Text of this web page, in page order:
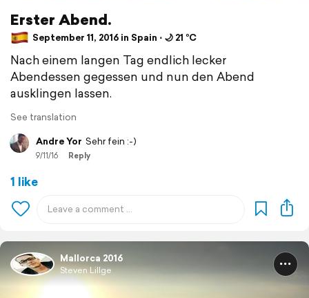
Erster Abend.
September 11, 2016 in Spain ⋅ 🌙 21 °C
Nach einem langen Tag endlich lecker
Abendessen gegessen und nun den Abend
ausklingen lassen.
See translation
Andre Yor Sehr fein :-)
9/11/16 Reply
1 like
Mallorca 2016
Steven Lillge